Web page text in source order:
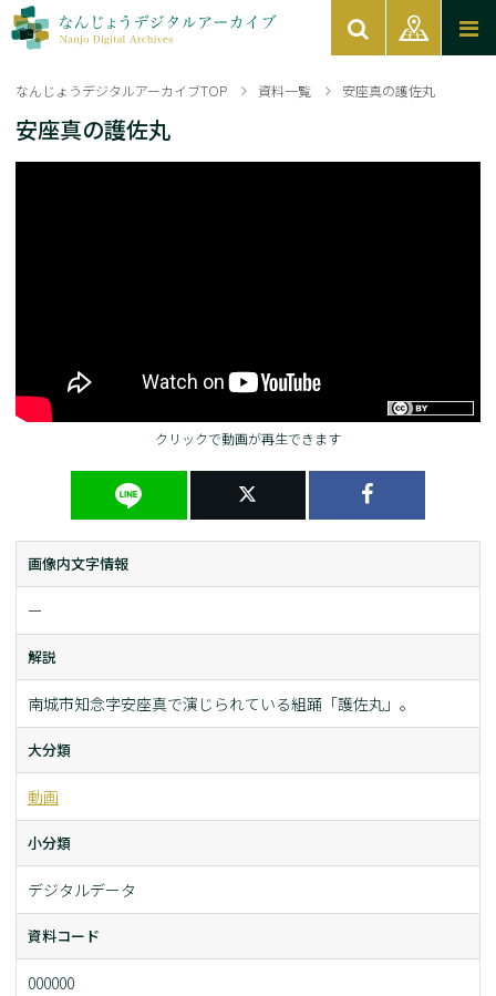
なんじょうデジタルアーカイブTOP 資料一覧 安座真の護佐丸
安座真の護佐丸
クリックで動画が再生できます
画像内文字情報
ー
解説
南城市知念字安座真で演じられている組踊「護佐丸」。
大分類
動画
小分類
デジタルデータ
資料コード
000000